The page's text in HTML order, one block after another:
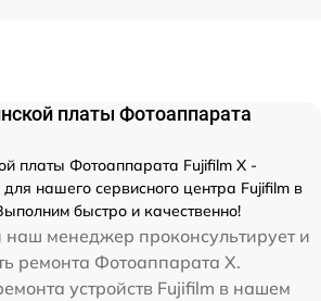
платы Фотоаппарата
платы Фотоаппарата Fujifilm X -
нашего сервисного центра Fujifilm в
быстро и качественно!
наш менеджер проконсультирует и
ремонта Фотоаппарата X.
устройств Fujifilm в нашем